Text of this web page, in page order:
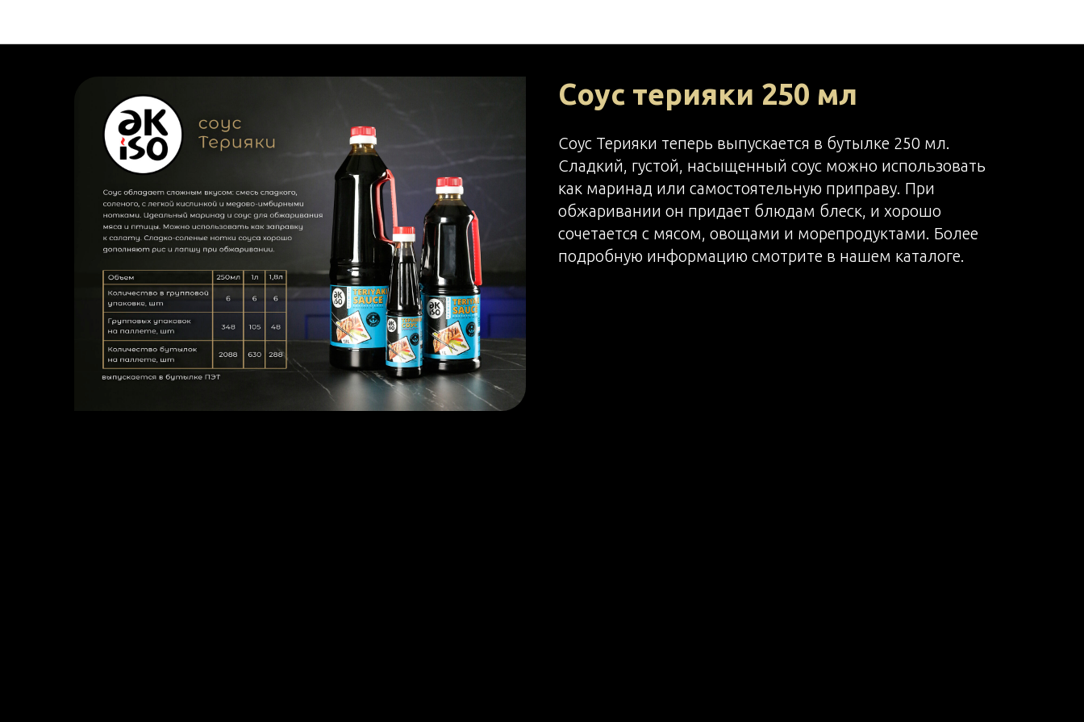
Соус терияки 250 мл
Соус Терияки теперь выпускается в бутылке 250 мл.
Сладкий, густой, насыщенный соус можно использовать
как маринад или самостоятельную приправу. При
обжаривании он придает блюдам блеск, и хорошо
сочетается с мясом, овощами и морепродуктами. Более
подробную информацию смотрите в нашем каталоге.